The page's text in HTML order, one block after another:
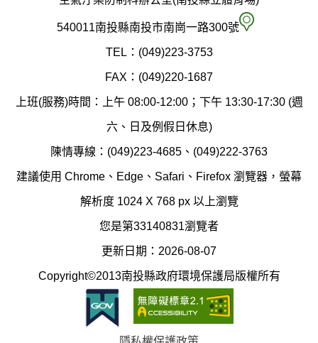
保
局
圖
540011南投縣南投市南崗一路300號 空
染
制
科
(南
TEL：(049)223-3753
FAX：(049)220-1687
上班(服務)時間：上午 08:00-12:00；下午 13:30-17:30 (週
六、日及例假日休息)
陳情專線：(049)223-4685、(049)222-3763
建議使用 Chrome、Edge、Safari、Firefox 瀏覽器，螢幕
解析度 1024 X 768 px 以上瀏覽
您是第33140831瀏覽者
更新日期：2026-08-07
Copyright©2013南投縣政府環境保護局版權所有